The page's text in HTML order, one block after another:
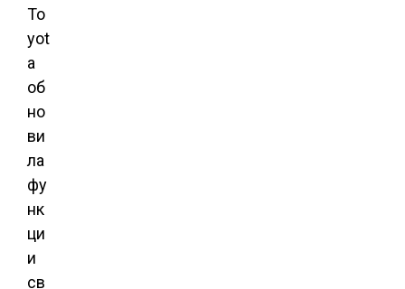
To
yot
a
об
но
ви
ла
фу
нк
ци
и
св